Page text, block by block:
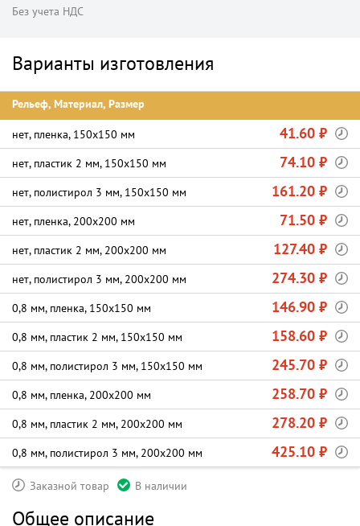
Без учета НДС
Варианты изготовления
Рельеф, Материал, Размер
нет, пленка, 150х150 мм 41.60 ₽
нет, пластик 2 мм, 150х150 мм 74.10 ₽
нет, полистирол 3 мм, 150х150 мм 161.20 ₽
нет, пленка, 200х200 мм 71.50 ₽
нет, пластик 2 мм, 200х200 мм 127.40 ₽
нет, полистирол 3 мм, 200х200 мм 274.30 ₽
0,8 мм, пленка, 150х150 мм 146.90 ₽
0,8 мм, пластик 2 мм, 150х150 мм 158.60 ₽
0,8 мм, полистирол 3 мм, 150х150 мм 245.70 ₽
0,8 мм, пленка, 200х200 мм 258.70 ₽
0,8 мм, пластик 2 мм, 200х200 мм 278.20 ₽
0,8 мм, полистирол 3 мм, 200х200 мм 425.10 ₽
Заказной товар В наличии
Общее описание